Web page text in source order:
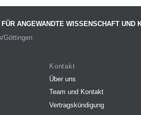
ANGEWANDTE WISSENSCHAFT UND
Göttingen
Kontakt
Über uns
Team und Kontakt
Vertragskündigung